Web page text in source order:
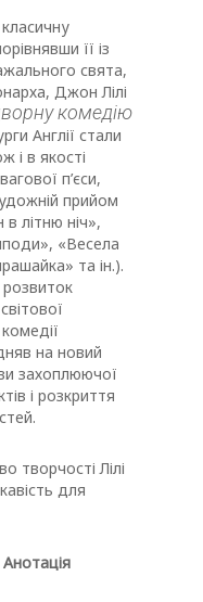
її із
свята,
Джон Лілі
комедію
Англії стали
і в якості
п’єси,
прийом
в літню ніч»,
«Весела
та ін.).
розвиток
на новий
захоплюючої
і розкриття
творчості Лілі
для